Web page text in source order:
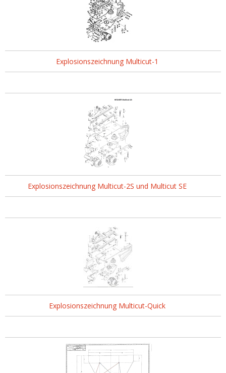
Explosionszeichnung Multicut-1
Explosionszeichnung Multicut-2S und Multicut SE
Explosionszeichnung Multicut-Quick